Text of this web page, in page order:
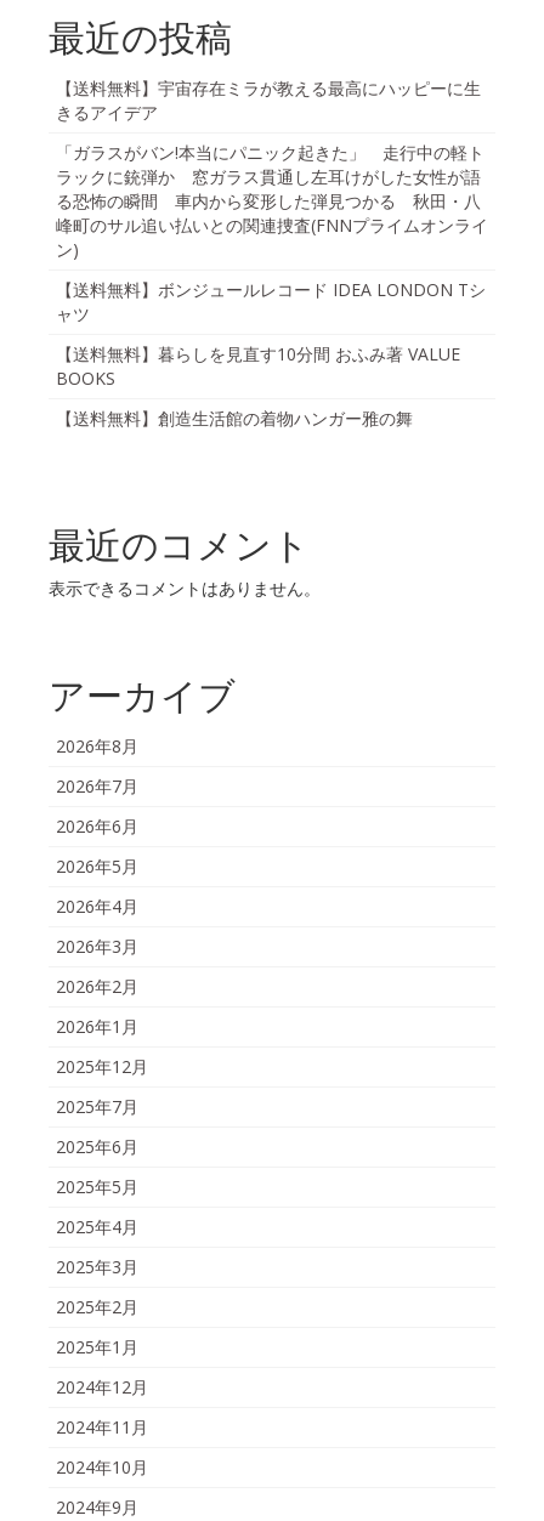
送
り
最近の投稿
【送料無料】宇宙存在ミラが教える最高にハッピーに生
きるアイデア
「ガラスがバン!本当にパニック起きた」 走行中の軽ト
ラックに銃弾か 窓ガラス貫通し左耳けがした女性が語
る恐怖の瞬間 車内から変形した弾見つかる 秋田・八
峰町のサル追い払いとの関連捜査(FNNプライムオンライ
ン)
【送料無料】ボンジュールレコード IDEA LONDON Tシ
ャツ
【送料無料】暮らしを見直す10分間 おふみ著 VALUE
BOOKS
【送料無料】創造生活館の着物ハンガー雅の舞
最近のコメント
表示できるコメントはありません。
アーカイブ
2026年8月
2026年7月
2026年6月
2026年5月
2026年4月
2026年3月
2026年2月
2026年1月
2025年12月
2025年7月
2025年6月
2025年5月
2025年4月
2025年3月
2025年2月
2025年1月
2024年12月
2024年11月
2024年10月
2024年9月